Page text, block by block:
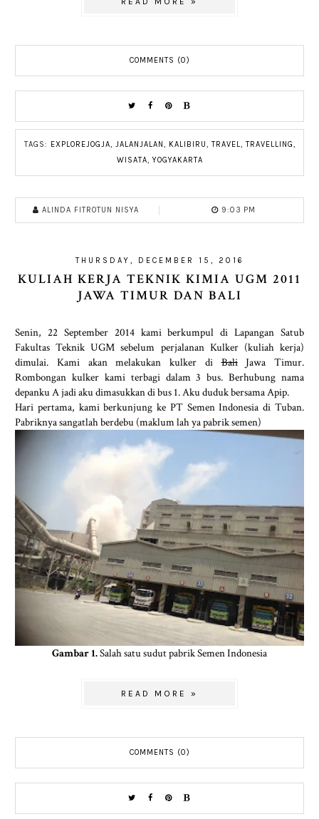
COMMENTS (0)
TAGS: EXPLOREJOGJA, JALANJALAN , KALIBIRU,TRAVEL,TRAVELLING,
WISATA,YOGYAKARTA
ALINDA FITROTUN NISYA 9:03 PM
THURSDAY, DECEMBER 15, 2016
KULIAH KERJA TEKNIK KIMIA UGM 2011
JAWA TIMUR DAN BALI
Senin, 22 September 2014 kami berkumpul di Lapangan Satub
Fakultas Teknik UGM sebelum perjalanan Kulker (kuliah kerja)
dimulai. Kami akan melakukan kulker diBaliJawa Timur.
Rombongan kulker kami terbagi dalam 3 bus. Berhubung nama
depanku A jadi aku dimasukkan di bus 1. Aku duduk bersama Apip.
Hari pertama, kami berkunjung ke PT Semen Indonesia di Tuban.
Pabriknya sangatlah berdebu (maklum lah ya pabrik semen)
Gambar 1.Salah satu sudut pabrik Semen Indonesia
READ MORE »
COMMENTS (0)